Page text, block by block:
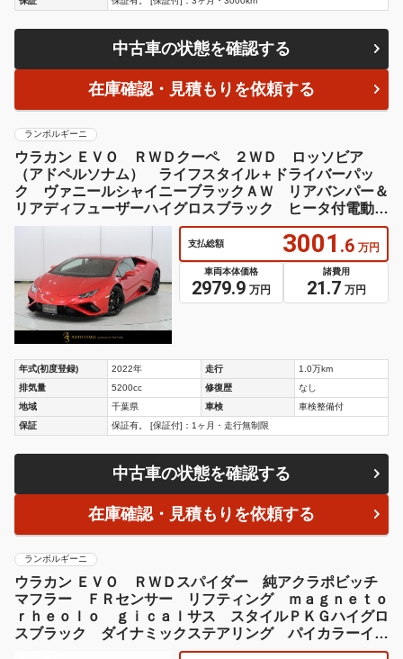
中古車の状態を確認する
在庫確認・見積もりを依頼する
ランボルギーニ
ウラカン ＥＶＯ ＲＷＤクーペ ２ＷＤ ロッソビア
（アドペルソナム） ライフスタイル＋ドライバーパッ
ク ヴァニールシャイニーブラックＡＷ リアバンパー＆
リアディフューザーハイグロスブラック ヒータ付電動シ
ート Ｑ－Ｃｉｔｕｒａレザー
支払総額 3001 .6 万円
車両本体価格
2979.9 万円
諸費用
21.7 万円
年式(初度登録) 2022年 走行
1.0万km
排気量
5200cc 修復歴
なし
地域
千葉県 車検
車検整備付
保証
保証有。 [保証付]：1ヶ月・走行無制限
中古車の状態を確認する
在庫確認・見積もりを依頼する
ランボルギーニ
ウラカン ＥＶＯ ＲＷＤスパイダー 純アクラポビッチ
マフラー ＦＲセンサー リフティング ｍａｇｎｅｔｏ
ｒｈｅｏｌｏ ｇｉｃａｌサス スタイルＰＫＧハイグロ
スブラック ダイナミックステアリング パイカラーイン
テリア シートヒータ 禁煙車